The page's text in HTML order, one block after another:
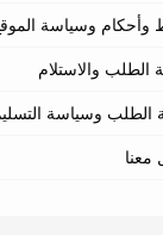
وسياسة
الطلب والاستلام
الطلب وسياسة
معنا